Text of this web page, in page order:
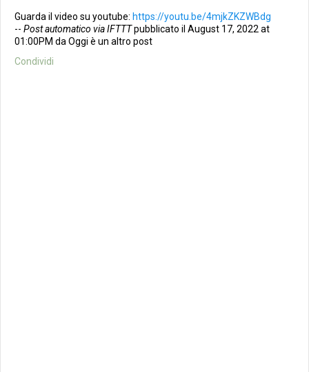
Guarda il video su youtube: https://youtu.be/4mjkZKZWBdg
-- Post automatico via IFTTTpubblicato il August 17, 2022 at
01:00PM da Oggi è un altro post
Condividi